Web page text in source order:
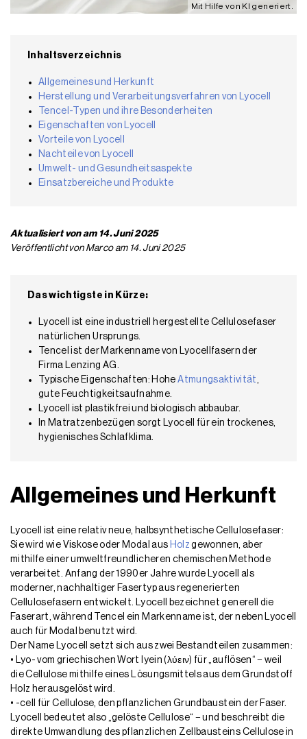
Mit Hilfe von KI generiert.
Inhaltsverzeichnis
Allgemeines und Herkunft
Herstellung und Verarbeitungsverfahren von Lyocell
Tencel-Typen und ihre Besonderheiten
Eigenschaften von Lyocell
Vorteile von Lyocell
Nachteile von Lyocell
Umwelt- und Gesundheitsaspekte
Einsatzbereiche und Produkte
Aktualisiert von am 14. Juni 2025
Veröffentlicht von Marco am 14. Juni 2025
Das wichtigste in Kürze:
Lyocell ist eine industriell hergestellte Cellulosefaser
natürlichen Ursprungs.
Tencel ist der Markenname von Lyocellfasern der
Firma Lenzing AG.
Typische Eigenschaften: HoheAtmungsaktivität,
gute Feuchtigkeitsaufnahme.
Lyocell ist plastikfrei und biologisch abbaubar.
In Matratzenbezügen sorgt Lyocell für ein trockenes,
hygienisches Schlafklima.
Allgemeines und Herkunft
Lyocell ist eine relativ neue, halbsynthetische Cellulosefaser:
Sie wird wie Viskose oder Modal aus Holz gewonnen, aber
mithilfe einer umweltfreundlicheren chemischen Methode
verarbeitet. Anfang der 1990er Jahre wurde Lyocell als
moderner, nachhaltiger Fasertyp aus regenerierten
Cellulosefasern entwickelt. Lyocell bezeichnet generell die
Faserart, während Tencel ein Markenname ist, der neben Lyocell
auch für Modal benutzt wird.
Der Name Lyocell setzt sich aus zwei Bestandteilen zusammen:
• Lyo- vom griechischen Wort lyein (λύειν) für „auflösen“ − weil
die Cellulose mithilfe eines Lösungsmittels aus dem Grundstoff
Holz herausgelöst wird.
• -cell für Cellulose, den pflanzlichen Grundbaustein der Faser.
Lyocell bedeutet also „gelöste Cellulose“ − und beschreibt die
direkte Umwandlung des pflanzlichen Zellbausteins Cellulose in